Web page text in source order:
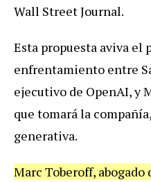
Wall Street Journal.
Esta propuesta aviva el
enfrentamiento entre
ejecutivo de OpenAI, y
que tomará la
generativa.
Marc Toberoff,